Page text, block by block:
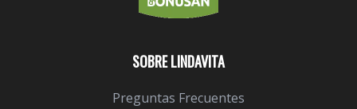
SOBRE LINDAVITA
Preguntas Frecuentes